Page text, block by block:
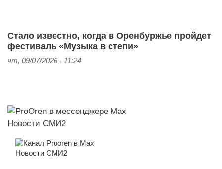
Стало известно, когда в Оренбуржье пройдет
фестиваль «Музыка в степи»
чт, 09/07/2026 - 11:24
Новости СМИ2
Новости СМИ2